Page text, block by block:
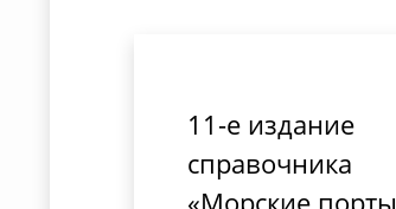
11-е издание
справочника